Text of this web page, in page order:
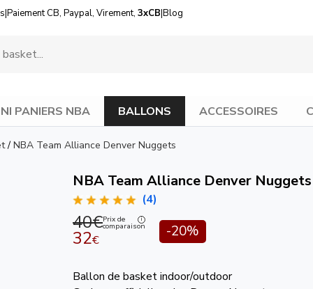
|Paiement CB, Paypal, Virement, 3xCB|Blog
PANIERS NBA BALLONS ACCESSOIRES
/ NBA Team Alliance Denver Nuggets
NBA Team Alliance Denver Nuggets
(4)
40€Prix de
comparaison
32€ -20%
Ballon de basket indoor/outdoor